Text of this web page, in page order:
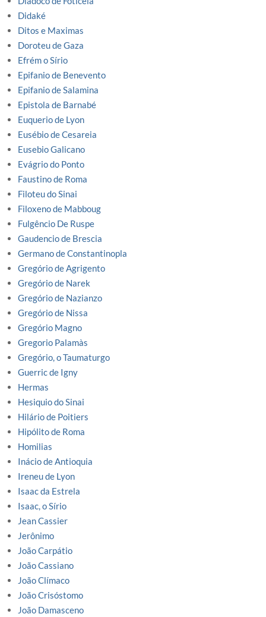
Didaké
Ditos e Maximas
Doroteu de Gaza
Efrém o Sírio
Epifanio de Benevento
Epifanio de Salamina
Epistola de Barnabé
Euquerio de Lyon
Eusébio de Cesareia
Eusebio Galicano
Evágrio do Ponto
Faustino de Roma
Filoteu do Sinai
Filoxeno de Mabboug
Fulgêncio De Ruspe
Gaudencio de Brescia
Germano de Constantinopla
Gregório de Agrigento
Gregório de Narek
Gregório de Nazianzo
Gregório de Nissa
Gregório Magno
Gregorio Palamàs
Gregório, o Taumaturgo
Guerric de Igny
Hermas
Hesiquio do Sinai
Hilário de Poitiers
Hipólito de Roma
Homilias
Inácio de Antioquia
Ireneu de Lyon
Isaac da Estrela
Isaac, o Sírio
Jean Cassier
Jerônimo
João Carpátio
João Cassiano
João Clímaco
João Crisóstomo
João Damasceno